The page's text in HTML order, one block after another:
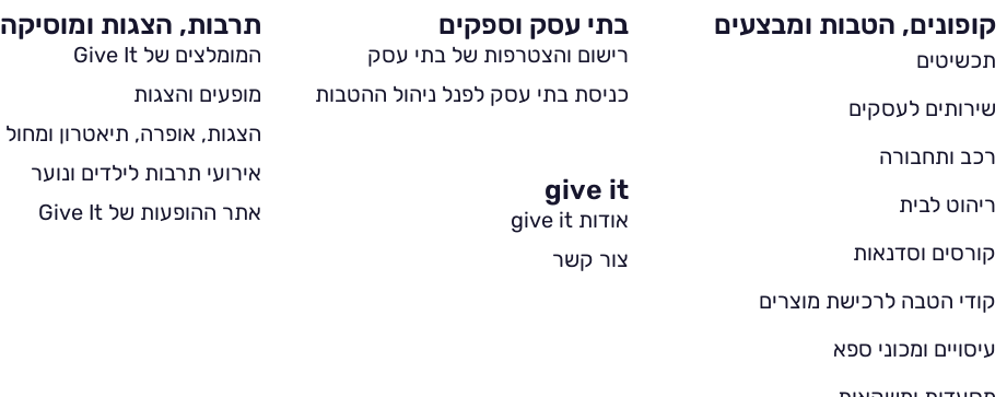
קופונים, הטבות ומבצעים
תכשיטים
שירותים לעסקים
רכב ותחבורה
ריהוט לבית
קורסים וסדנאות
קודי הטבה לרכישת מוצרים
עיסויים ומכוני ספא
בתי עסק וספקים
רישום והצטרפות של בתי עסק
כניסת בתי עסק לפנל ניהול ההטבות
give it
אודות give it
צור קשר
תרבות, הצגות ומוסיקה
המומלצים של Give It
מופעים והצגות
הצגות, אופרה, תיאטרון ומחול
אירועי תרבות לילדים ונוער
אתר ההופעות של Give It